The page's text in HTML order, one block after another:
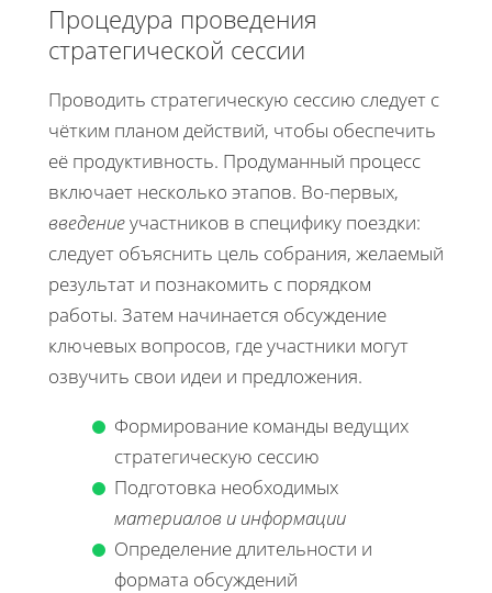
Процедура проведения
стратегической сессии
Проводить стратегическую сессию следует с
чётким планом действий, чтобы обеспечить
её продуктивность. Продуманный процесс
включает несколько этапов. Во-первых,
введениеучастников в специфику поездки:
следует объяснить цель собрания, желаемый
результат и познакомить с порядком
работы. Затем начинается обсуждение
ключевых вопросов, где участники могут
озвучить свои идеи и предложения.
Формирование команды ведущих
стратегическую сессию
Подготовка необходимых
материалов и информации
Определение длительности и
формата обсуждений